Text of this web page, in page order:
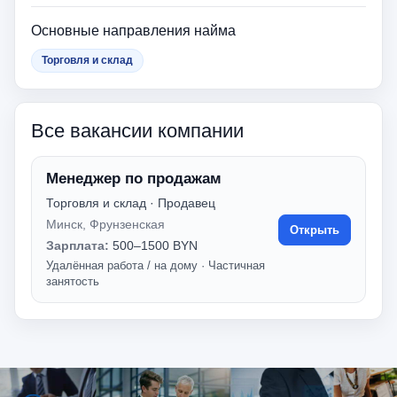
Основные направления найма
Торговля и склад
Все вакансии компании
Менеджер по продажам
Торговля и склад · Продавец
Минск, Фрунзенская
Зарплата: 500–1500 BYN
Удалённая работа / на дому · Частичная
занятость
Открыть